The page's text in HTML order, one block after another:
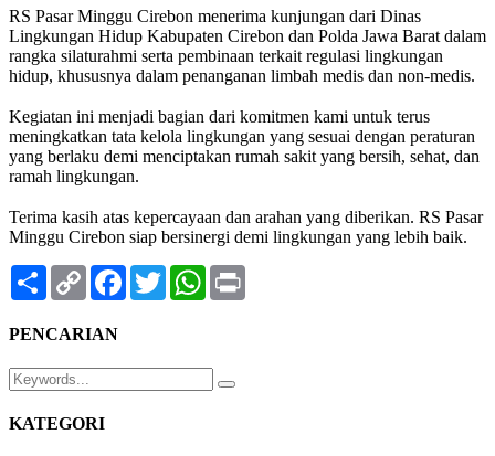
RS Pasar Minggu Cirebon menerima kunjungan dari Dinas
Lingkungan Hidup Kabupaten Cirebon dan Polda Jawa Barat dalam
rangka silaturahmi serta pembinaan terkait regulasi lingkungan
hidup, khususnya dalam penanganan limbah medis dan non-medis.
Kegiatan ini menjadi bagian dari komitmen kami untuk terus
meningkatkan tata kelola lingkungan yang sesuai dengan peraturan
yang berlaku demi menciptakan rumah sakit yang bersih, sehat, dan
ramah lingkungan.
Terima kasih atas kepercayaan dan arahan yang diberikan. RS Pasar
Minggu Cirebon siap bersinergi demi lingkungan yang lebih baik.
Share Copy
Link
Facebook
TwitterWhatsApp
PENCARIAN
KATEGORI